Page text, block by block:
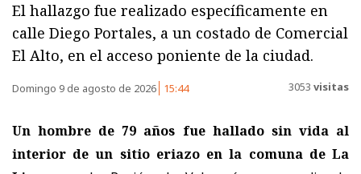
El hallazgo fue realizado específicamente en
calle Diego Portales, a un costado de Comercial
El Alto, en el acceso poniente de la ciudad.
Domingo 9 de agosto de 2026 15:44 3053 visitas
Un hombre de 79 años fue hallado sin vida al
interior de un sitio eriazo en la comuna de La